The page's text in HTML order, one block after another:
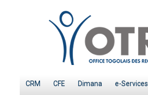
CRM CFE Dimana e-Services